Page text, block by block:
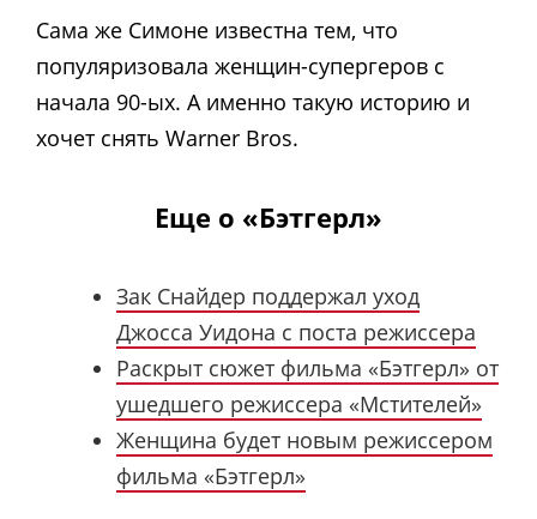
Сама же Симоне известна тем, что
популяризовала женщин-супергеров с
начала 90-ых. А именно такую историю и
хочет снять Warner Bros.
Еще о «Бэтгерл»
Зак Снайдер поддержал уход
Джосса Уидона с поста режиссера
Раскрыт сюжет фильма «Бэтгерл» от
ушедшего режиссера «Мстителей»
Женщина будет новым режиссером
фильма «Бэтгерл»